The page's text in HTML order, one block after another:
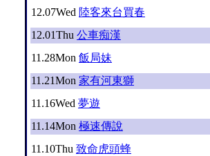
12.07Wed 陸客來台買春
12.01Thu 公車痴漢
11.28Mon 飯局妹
11.21Mon 家有河東獅
11.16Wed 夢遊
11.14Mon 極速傳說
11.10Thu 致命虎頭蜂